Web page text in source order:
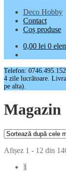
Deco Hobby
Contact
Coș produse
0,00 lei 0
Telefon:
4 zile lucrătoare.
pe alta).
Magazin
Afișez 1 - 12 din
1